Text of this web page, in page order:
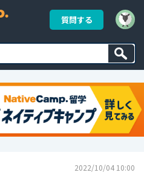
質問する
2022/10/04 10:00